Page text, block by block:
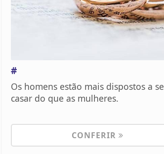
#
Os homens estão mais dispostos a se
casar do que as mulheres.
CONFERIR